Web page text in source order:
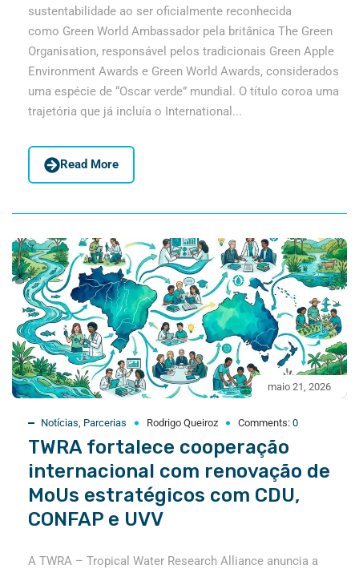
sustentabilidade ao ser oficialmente reconhecida
como Green World Ambassador pela britânica The Green
Organisation, responsável pelos tradicionais Green Apple
Environment Awards e Green World Awards, considerados
uma espécie de “Oscar verde” mundial. O título coroa uma
trajetória que já incluía o International...
Read More
maio 21, 2026
Notícias, Parcerias Rodrigo Queiroz Comments: 0
TWRA fortalece cooperação
internacional com renovação de
MoUs estratégicos com CDU,
CONFAP e UVV
A TWRA – Tropical Water Research Alliance anuncia a